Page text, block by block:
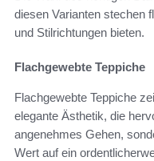
diesen Varianten stechen
und Stilrichtungen bieten.
Flachgewebte Teppiche
Flachgewebte Teppiche
elegante Ästhetik, die
angenehmes Gehen,
Wert auf ein